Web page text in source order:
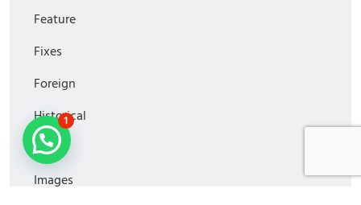
Feature
Fixes
Foreign
Historical
Horror
Images
1